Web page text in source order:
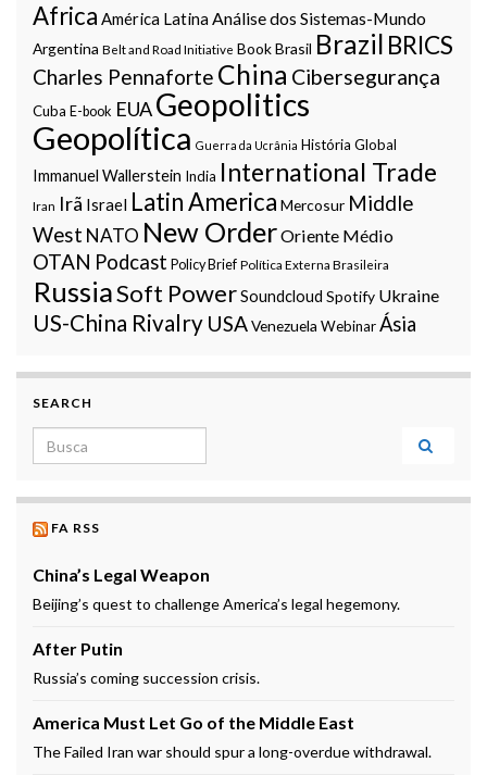
Africa América LatinaAnálise dos Sistemas-Mundo
Argentina Belt and Road Initiative BookBrasil Brazil BRICS
Charles Pennaforte China Cibersegurança
Cuba E-book EUAGeopolitics
Geopolítica Guerra da Ucrânia História Global
Immanuel Wallerstein India International Trade
Iran Irã Israel Latin America Mercosur Middle
West NATO New OrderOriente Médio
OTAN Podcast Policy Brief Política Externa Brasileira
RussiaSoft PowerSoundcloud Spotify Ukraine
US-China Rivalry USAVenezuela WebinarÁsia
SEARCH
Search for:
FA RSS
China’s Legal Weapon
Beijing’s quest to challenge America’s legal hegemony.
After Putin
Russia’s coming succession crisis.
America Must Let Go of the Middle East
The Failed Iran war should spur a long-overdue withdrawal.